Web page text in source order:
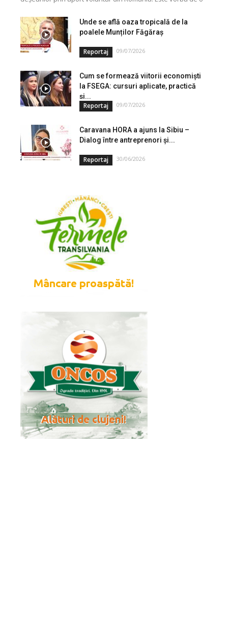
Unde se află oaza tropicală de la
poalele Munților Făgăraș
Reportaj 09/07/2026
Cum se formează viitorii economiști
la FSEGA: cursuri aplicate, practică
și...
Reportaj 09/07/2026
Caravana HORA a ajuns la Sibiu –
Dialog între antreprenori și...
Reportaj 30/06/2026